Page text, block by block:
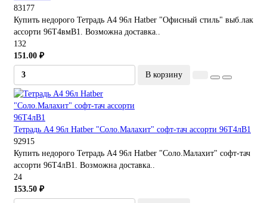
83177
Купить недорого Тетрадь А4 96л Hatber "Офисный стиль" выб.лак
ассорти 96Т4вмВ1. Возможна доставка..
132
151.00 ₽
В корзину
Тетрадь А4 96л Hatber "Соло.Малахит" софт-тач ассорти 96Т4лВ1
92915
Купить недорого Тетрадь А4 96л Hatber "Соло.Малахит" софт-тач
ассорти 96Т4лВ1. Возможна доставка..
24
153.50 ₽